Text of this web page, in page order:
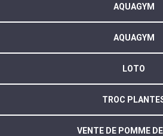
AQUAGYM
AQUAGYM
LOTO
TROC
VENTE DE POMME